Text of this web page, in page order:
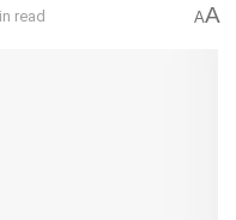
read AA